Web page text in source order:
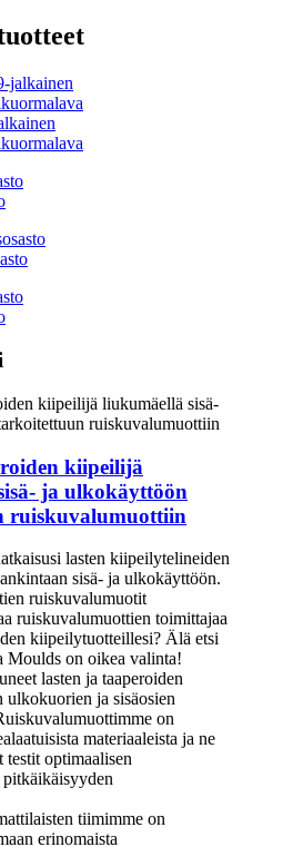
kiipeilijä
ja ulkokäyttöön
ruiskuvalumuottiin
lasten kiipeilytelineiden
sisä- ja ulkokäyttöön.
ruiskuvalumuotit
ruiskuvalumuottien toimittajaa
kiipeilytuotteillesi? Älä etsi
Moulds on oikea valinta!
lasten ja taaperoiden
ja sisäosien
on
materiaaleista ja ne
optimaalisen
tiimimme on
erinomaista